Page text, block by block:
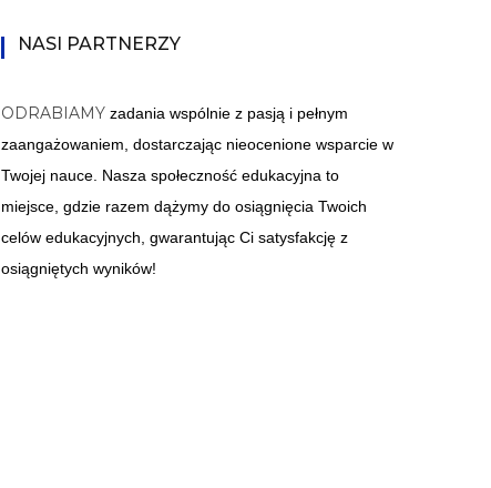
NASI PARTNERZY
ODRABIAMY zadania wspólnie z pasją i pełnym
zaangażowaniem, dostarczając nieocenione wsparcie w
Twojej nauce. Nasza społeczność edukacyjna to
miejsce, gdzie razem dążymy do osiągnięcia Twoich
celów edukacyjnych, gwarantując Ci satysfakcję z
osiągniętych wyników!